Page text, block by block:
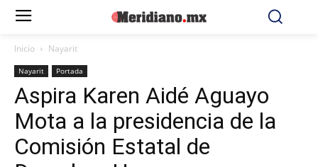
Inicio Nayarit
Nayarit Portada
Aspira Karen Aidé Aguayo
Mota a la presidencia de la
Comisión Estatal de